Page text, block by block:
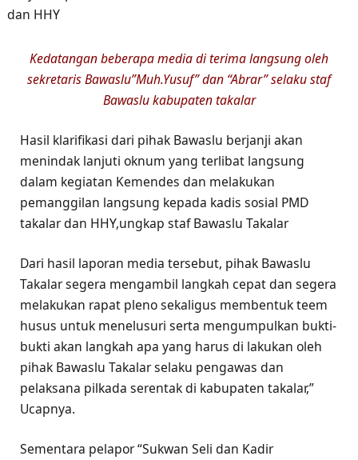
Kedatangan beberapa media di terima langsung oleh
sekretaris Bawaslu”Muh.Yusuf” dan “Abrar” selaku staf
Bawaslu kabupaten takalar
Hasil klarifikasi dari pihak Bawaslu berjanji akan
menindak lanjuti oknum yang terlibat langsung
dalam kegiatan Kemendes dan melakukan
pemanggilan langsung kepada kadis sosial PMD
takalar dan HHY,ungkap staf Bawaslu Takalar
Dari hasil laporan media tersebut, pihak Bawaslu
Takalar segera mengambil langkah cepat dan segera
melakukan rapat pleno sekaligus membentuk teem
husus untuk menelusuri serta mengumpulkan bukti-
bukti akan langkah apa yang harus di lakukan oleh
pihak Bawaslu Takalar selaku pengawas dan
pelaksana pilkada serentak di kabupaten takalar,”
Ucapnya.
Sementara pelapor “Sukwan Seli dan Kadir